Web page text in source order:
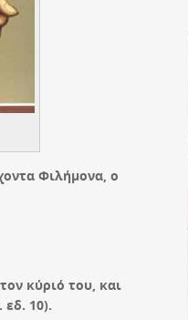
Φιλήμονα, ο
κύριό του, και
10).